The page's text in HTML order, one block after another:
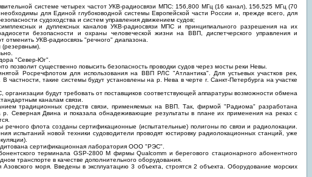
системе четырех частот УКВ-радиосвязи МПС: 156,800 МГц (16 канал), 156,525 МГц (70
для Единой глубоководной системы Европейской части России и, прежде всего, для
судоходства и систем управления движением судов;
и дуплексных каналов УКВ-радиосвязи МПС и принципиального разрешения на их
безопасности и охраны человеческой жизни на ВВП, диспетчерского управления и
УКВ-радиосвязь "речного" диапазона.
"Север-Юг".
существенно повысить безопасность проводки судов через мосты реки Невы.
Росречфлотом для использования на ВВП РЛС "Атлантика". Для устьевых участков рек,
такие системы будут установлены на р. Нева в черте г. Санкт-Петербурга на участке
будут требовать от поставщиков соответствующей аппаратуры возможности обмена
каналам связи.
традиционных средств связи, применяемых на ВВП. Так, фирмой "Радиома" разработана
Северная Двина и показала обнадеживающие результаты в плане их применения на реках с
флота созданы сертификационные (испытательные) полигоны по связи и радиолокации.
испытаний новой техники судоводители проводят юстировку радиолокационных станций, уже
сертификационная лаборатория ООО "РЭС".
терминала GSP-2800 М фирмы Qualcomm и берегового стационарного абонентного
транспорте в качестве дополнительного оборудования.
моря. Введены в эксплуатацию 3 объекта, строятся 2 объекта. Оборудование морских